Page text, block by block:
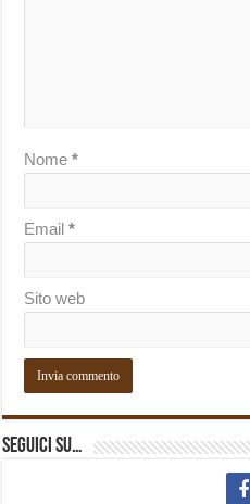
Nome*
Email*
Sito web
Seguici su…